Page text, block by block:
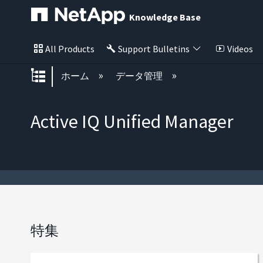
Knowledge Base
All Products Support Bulletins Videos
グローバル階層を展開/折りたた
ホーム データ管理
Active IQ Unified Manager
特集